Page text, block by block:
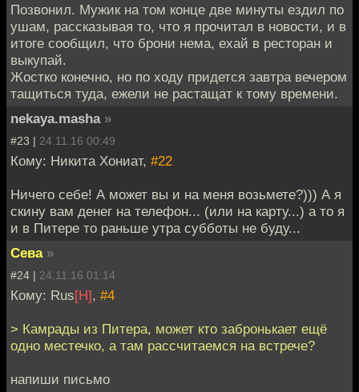
Позвонил. Мужик на том конце две минуты ездил по
ушам, рассказывая то, что я прочитал в новости, и в
итоге сообщил, что брони нема, ехай в ресторан и
выкупай.
Жостко конечно, но по ходу придется завтра вечером
тащиться туда, ежели не растащат к тому времени.
nekaya.masha »
#23 | 24.11.16 00:49
Кому: Никита Хониат, #22
Ничего себе! А может вы и на меня возьмете?))) А я
скину вам денег на телефон... (или на карту...) а то я
и в Питере то раньше утра субботы не буду...
Сева »
#24 | 24.11.16 01:14
Кому: Rus[H], #4
> Камрады из Питера, может кто забронькает ещё
одно местечко, а там рассчитаемся на встрече?
напиши письмо